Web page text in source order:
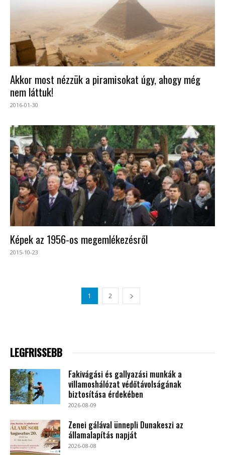
Akkor most nézzük a piramisokat úgy, ahogy még
nem láttuk!
2016-01-30
Képek az 1956-os megemlékezésről
2015-10-23
1 2
LEGFRISSEBB
Fakivágási és gallyazási munkák a
villamoshálózat védőtávolságának
biztosítása érdekében
2026-08-09
Zenei gálával ünnepli Dunakeszi az
államalapítás napját
2026-08-08